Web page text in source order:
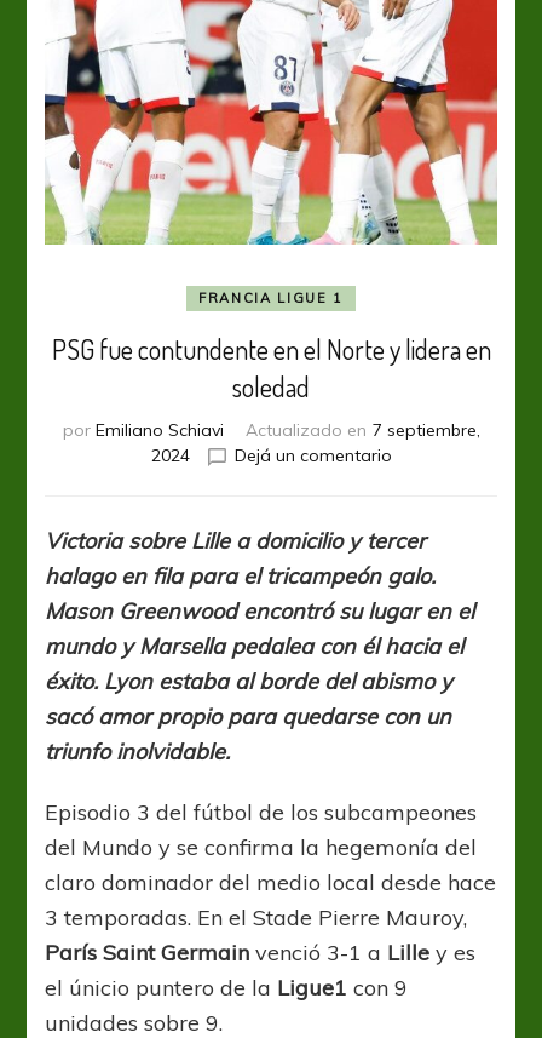
FRANCIA LIGUE 1
PSG fue contundente en el Norte y lidera en
soledad
por Emiliano Schiavi Actualizado en 7 septiembre,
2024
Dejá un comentarioen
en
el
Norte
y
lidera
en
soledad
Victoria sobre Lille a domicilio y tercer
halago en fila para el tricampeón galo.
Mason Greenwood encontró su lugar en el
mundo y Marsella pedalea con él hacia el
éxito. Lyon estaba al borde del abismo y
sacó amor propio para quedarse con un
triunfo inolvidable.
Episodio 3 del fútbol de los subcampeones
del Mundo y se confirma la hegemonía del
claro dominador del medio local desde hace
3 temporadas. En el Stade Pierre Mauroy,
París Saint Germain venció 3-1 a Lille y es
el únicio puntero de la Ligue1 con 9
unidades sobre 9.